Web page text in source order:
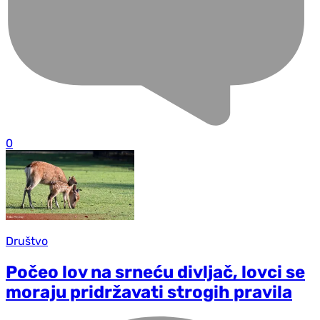
0
Društvo
Počeo lov na srneću divljač, lovci se
moraju pridržavati strogih pravila